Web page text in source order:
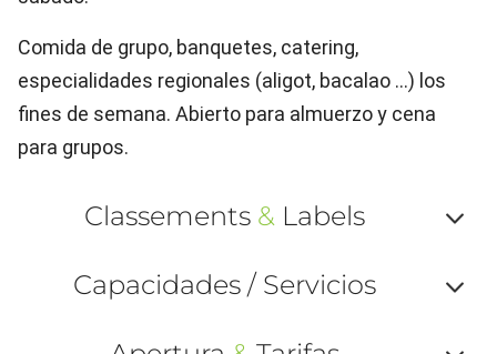
Comida de grupo, banquetes, catering,
especialidades regionales (aligot, bacalao ...) los
fines de semana. Abierto para almuerzo y cena
para grupos.
Classements &Labels
ou
Capacidades / Servicios